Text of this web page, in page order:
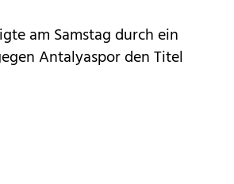
am Samstag durch ein
Antalyaspor den Titel